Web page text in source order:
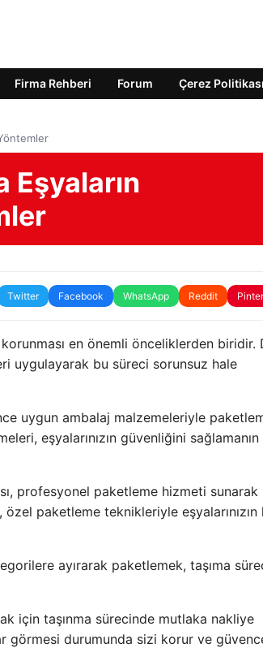
Firma Rehberi Forum Çerez Politikası
Eşyaların
Twitter Facebook WhatsApp Reddit
korunması en önemli önceliklerden biridir.
uygulayarak bu süreci sorunsuz hale
uygun ambalaj malzemeleriyle
eşyalarınızın güvenliğini
profesyonel paketleme hizmeti sunarak
özel paketleme teknikleriyle eşyalarınızın
ayırarak paketlemek, taşıma
için taşınma sürecinde mutlaka nakliye
görmesi durumunda sizi korur ve